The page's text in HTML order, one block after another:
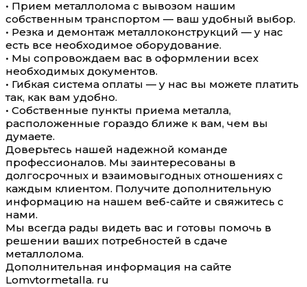
• Прием металлолома с вывозом нашим
собственным транспортом — ваш удобный выбор.
• Резка и демонтаж металлоконструкций — у нас
есть все необходимое оборудование.
• Мы сопровождаем вас в оформлении всех
необходимых документов.
• Гибкая система оплаты — у нас вы можете платить
так, как вам удобно.
• Собственные пункты приема металла,
расположенные гораздо ближе к вам, чем вы
думаете.
Доверьтесь нашей надежной команде
профессионалов. Мы заинтересованы в
долгосрочных и взаимовыгодных отношениях с
каждым клиентом. Получите дополнительную
информацию на нашем веб-сайте и свяжитесь с
нами.
Мы всегда рады видеть вас и готовы помочь в
решении ваших потребностей в сдаче
металлолома.
Дополнительная информация на сайте
Lomvtormetalla. ru